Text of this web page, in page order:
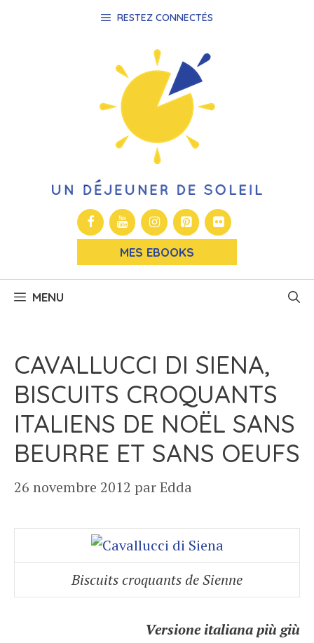
RESTEZ CONNECTÉS
MES EBOOKS
MENU
CAVALLUCCI DI SIENA,
BISCUITS CROQUANTS
ITALIENS DE NOËL SANS
BEURRE ET SANS OEUFS
26 novembre 2012 parEdda
Biscuits croquants de Sienne
Versione italiana più giù